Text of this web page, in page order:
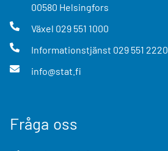
00580 Helsingfors
Växel 029 551 1000
Informationstjänst 029 551 2220
info@stat.fi
Fråga oss